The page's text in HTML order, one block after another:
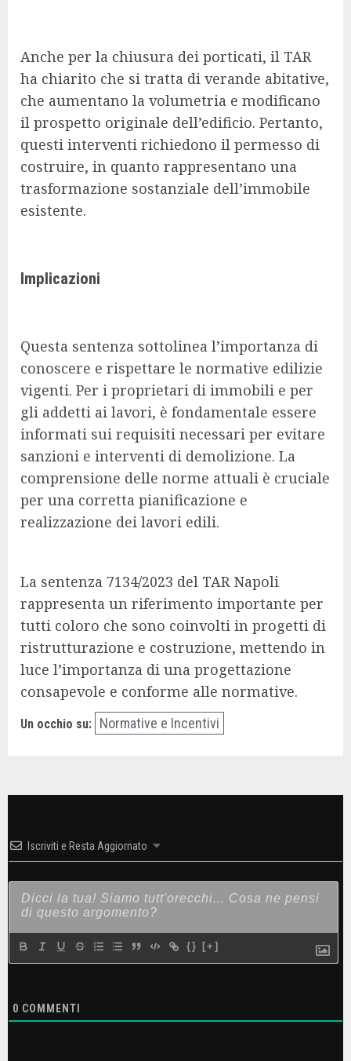
Anche per la chiusura dei porticati, il TAR
ha chiarito che si tratta di verande abitative,
che aumentano la volumetria e modificano
il prospetto originale dell’edificio. Pertanto,
questi interventi richiedono il permesso di
costruire, in quanto rappresentano una
trasformazione sostanziale dell’immobile
esistente.
Implicazioni
Questa sentenza sottolinea l’importanza di
conoscere e rispettare le normative edilizie
vigenti. Per i proprietari di immobili e per
gli addetti ai lavori, è fondamentale essere
informati sui requisiti necessari per evitare
sanzioni e interventi di demolizione. La
comprensione delle norme attuali è cruciale
per una corretta pianificazione e
realizzazione dei lavori edili.
La sentenza 7134/2023 del TAR Napoli
rappresenta un riferimento importante per
tutti coloro che sono coinvolti in progetti di
ristrutturazione e costruzione, mettendo in
luce l’importanza di una progettazione
consapevole e conforme alle normative.
Un occhio su: Normative e Incentivi
Iscriviti e Resta Aggiornato
{} [+]
0 COMMENTI